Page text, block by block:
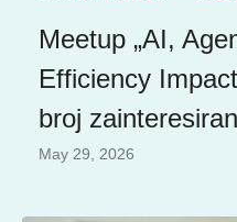
Meetup „AI,
Efficiency
broj
May 29, 2026